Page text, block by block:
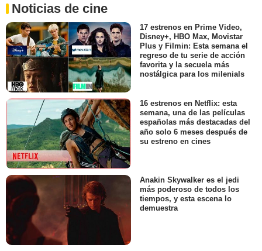
Noticias de cine
17 estrenos en Prime Video,
Disney+, HBO Max, Movistar
Plus y Filmin: Esta semana el
regreso de tu serie de acción
favorita y la secuela más
nostálgica para los milenials
16 estrenos en Netflix: esta
semana, una de las películas
españolas más destacadas del
año solo 6 meses después de
su estreno en cines
Anakin Skywalker es el jedi
más poderoso de todos los
tiempos, y esta escena lo
demuestra